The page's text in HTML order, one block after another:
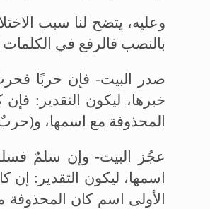
وعليه، يتضح لنا سبب
بالنصب فالرفع في
صدر البيت- فإن حربًا
خبرها، ليكون التقدير:
المحذوفة مع اسمها،
عجُز البيت- وإن سلمٌ
اسمها، ليكون التقدير:
الأولى اسم كان